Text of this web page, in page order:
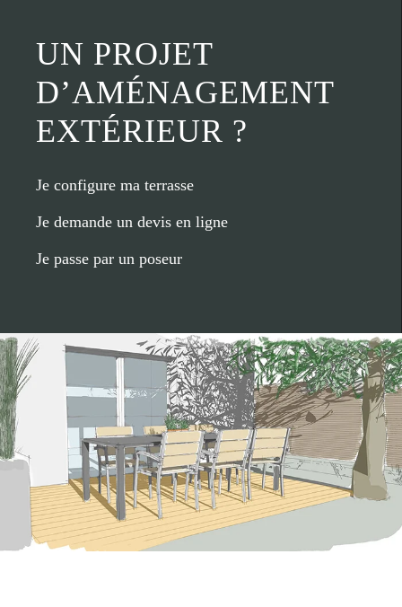
UN PROJET
D’AMÉNAGEMENT
EXTÉRIEUR ?
Je configure ma terrasse
Je demande un devis en ligne
Je passe par un poseur